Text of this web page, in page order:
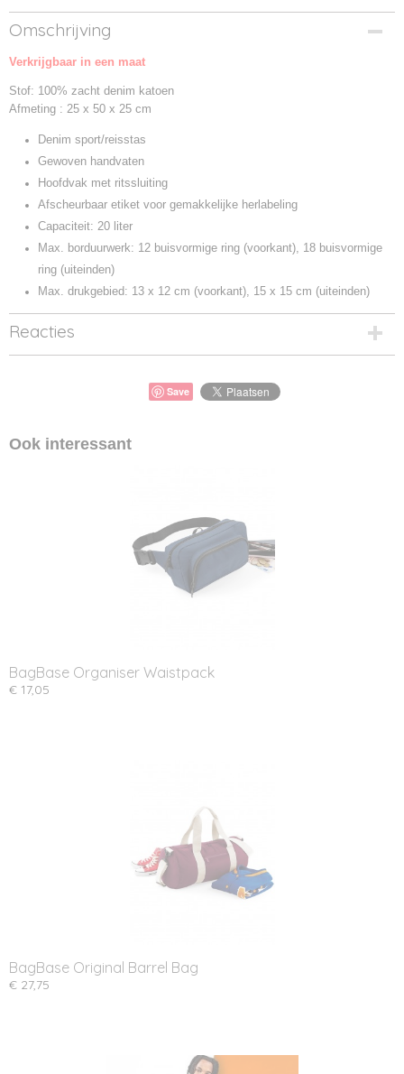
Productcode
BG646-1
Productcode leverancier
Omschrijving
Verkrijgbaar in een maat
Stof: 100% zacht denim katoen
Afmeting : 25 x 50 x 25 cm
Denim sport/reisstas
Gewoven handvaten
Hoofdvak met ritssluiting
Afscheurbaar etiket voor gemakkelijke herlabeling
Capaciteit: 20 liter
Max. borduurwerk: 12 buisvormige ring (voorkant), 18 buisvormige
ring (uiteinden)
Max. drukgebied: 13 x 12 cm (voorkant), 15 x 15 cm (uiteinden)
Reacties
Save
Ook interessant
BagBase Organiser Waistpack
€ 17,05
BagBase Original Barrel Bag
€ 27,75